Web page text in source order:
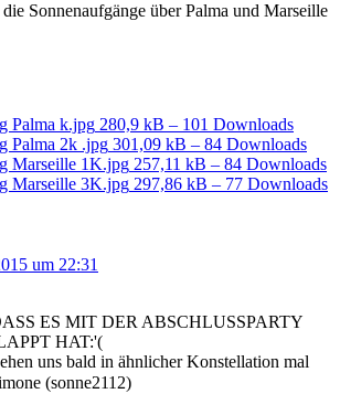
Sonnenaufgänge über Palma und Marseille
Palma k.jpg 280,9 kB – 101 Downloads
Palma 2k .jpg 301,09 kB – 84 Downloads
Marseille 1K.jpg 257,11 kB – 84 Downloads
Marseille 3K.jpg 297,86 kB – 77 Downloads
um 22:31
ES MIT DER ABSCHLUSSPARTY
HAT:'(
uns bald in ähnlicher Konstellation mal
(sonne2112)